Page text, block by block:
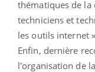
thématiques de la
techniciens et
les outils internet
Enfin, dernière
l'organisation de